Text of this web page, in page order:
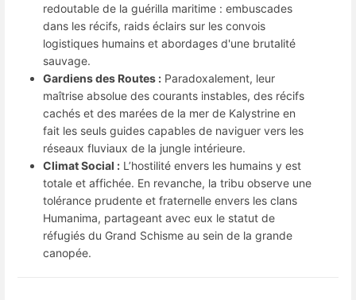
redoutable de la guérilla maritime : embuscades
dans les récifs, raids éclairs sur les convois
logistiques humains et abordages d'une brutalité
sauvage.
Gardiens des Routes : Paradoxalement, leur
maîtrise absolue des courants instables, des récifs
cachés et des marées de la mer de Kalystrine en
fait les seuls guides capables de naviguer vers les
réseaux fluviaux de la jungle intérieure.
Climat Social : L’hostilité envers les humains y est
totale et affichée. En revanche, la tribu observe une
tolérance prudente et fraternelle envers les clans
Humanima, partageant avec eux le statut de
réfugiés du Grand Schisme au sein de la grande
canopée.